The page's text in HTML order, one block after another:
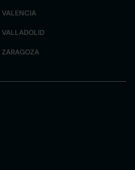
VALENCIA
VALLADOLID
ZARAGOZA